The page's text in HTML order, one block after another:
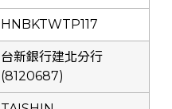
HNBKTWTP117
台新銀行建北分行
(8120687)